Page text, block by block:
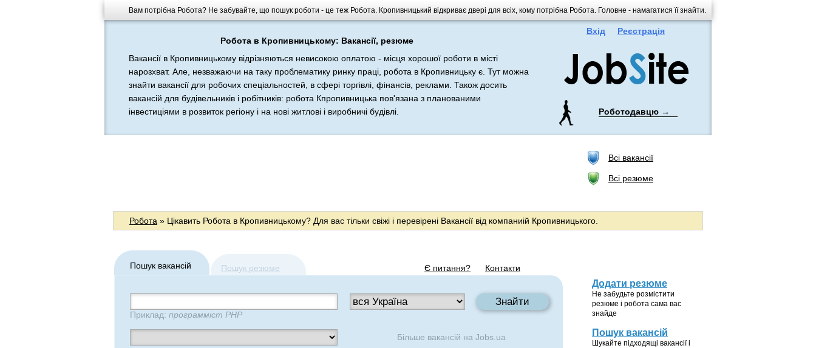
Вам потрібна Робота? Не забувайте, що пошук роботи - це теж Робота. Кропивницький відкриває двері для всіх, кому потрібна Робота. Головне - намагатися її знайти.
Робота в Кропивницькому: Вакансії, резюме
Вакансії в Кропивницькому відрізняються невисокою оплатою - місця хорошої роботи в місті
нарозхват. Але, незважаючи на таку проблематику ринку праці, робота в Кропивницьку є. Тут можна
знайти вакансії для робочих спеціальностей, в сфері торгівлі, фінансів, реклами. Також досить
вакансій для будівельників і робітників: робота Кпропивницька пов'язана з планованими
інвестиціями в розвиток регіону і на нові житлові і виробничі будівлі.
Вхід Реєстрація
Роботодавцю →
Всі вакансії
Всі резюме
Робота » Цікавить Робота в Кропивницькому? Для вас тільки свіжі і перевірені Вакансії від компаниій Кропивницького.
Пошук вакансій Пошук резюме Є питання? Контакти
Приклад: программіст PHP
Більше вакансій на Jobs.ua
Додати резюме
Не забудьте розмістити
резюме і робота сама вас
знайде
Пошук вакансій
Шукайте підходящі вакансії і